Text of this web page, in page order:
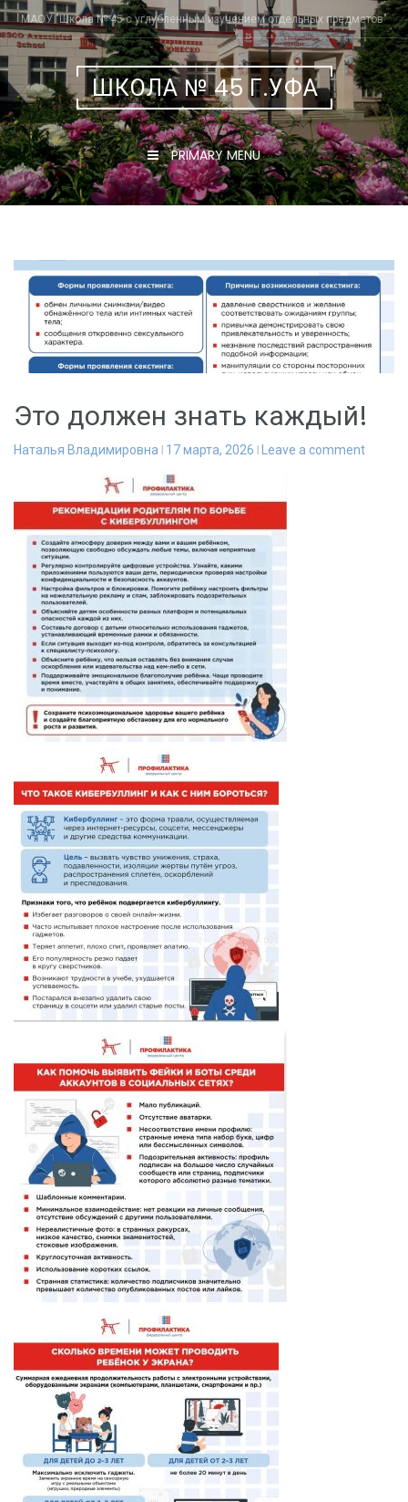
Skip
to
content
МАОУ "Школа № 45 с углубленным изучением отдельных предметов"
ШКОЛА № 45 Г.УФА
PRIMARY MENU
Это должен знать каждый!
Наталья Владимировна 17 марта, 2026 Leave a comment